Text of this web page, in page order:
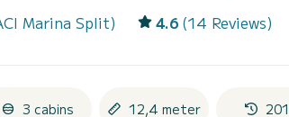
Marina Split) 4.6 (14 Reviews)
3 cabins 12,4 meter